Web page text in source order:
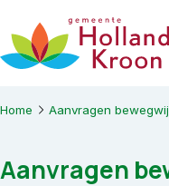
Ga naar de inhoud
Home Aanvragen
Aanvragen